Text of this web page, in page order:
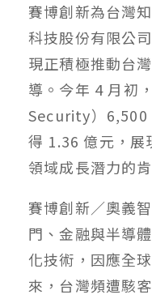
賽博創新為台灣
科技股份有限公
現正積極推動台
導。今年 4 月初
Security）6,500
得 1.36 億元，展
領域成長潛力的
賽博創新／奧義
門、金融與半導
化技術，因應全
來，台灣頻遭駭